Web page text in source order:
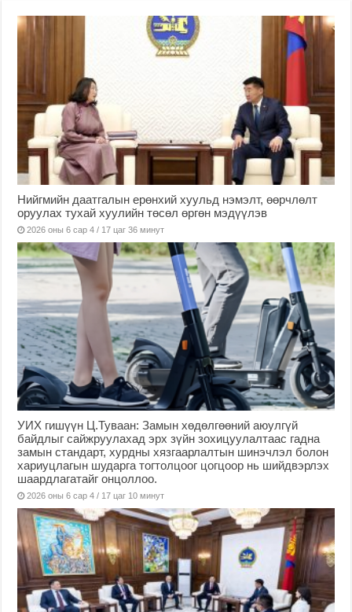
Нийгмийн даатгалын ерөнхий хуульд нэмэлт, өөрчлөлт
оруулах тухай хуулийн төсөл өргөн мэдүүлэв
2026 оны 6 сар 4 / 17 цаг 36 минут
УИХ гишүүн Ц.Туваан: Замын хөдөлгөөний аюулгүй
байдлыг сайжруулахад эрх зүйн зохицуулалтаас гадна
замын стандарт, хурдны хязгаарлалтын шинэчлэл болон
хариуцлагын шударга тогтолцоог цогцоор нь шийдвэрлэх
шаардлагатайг онцоллоо.
2026 оны 6 сар 4 / 17 цаг 10 минут